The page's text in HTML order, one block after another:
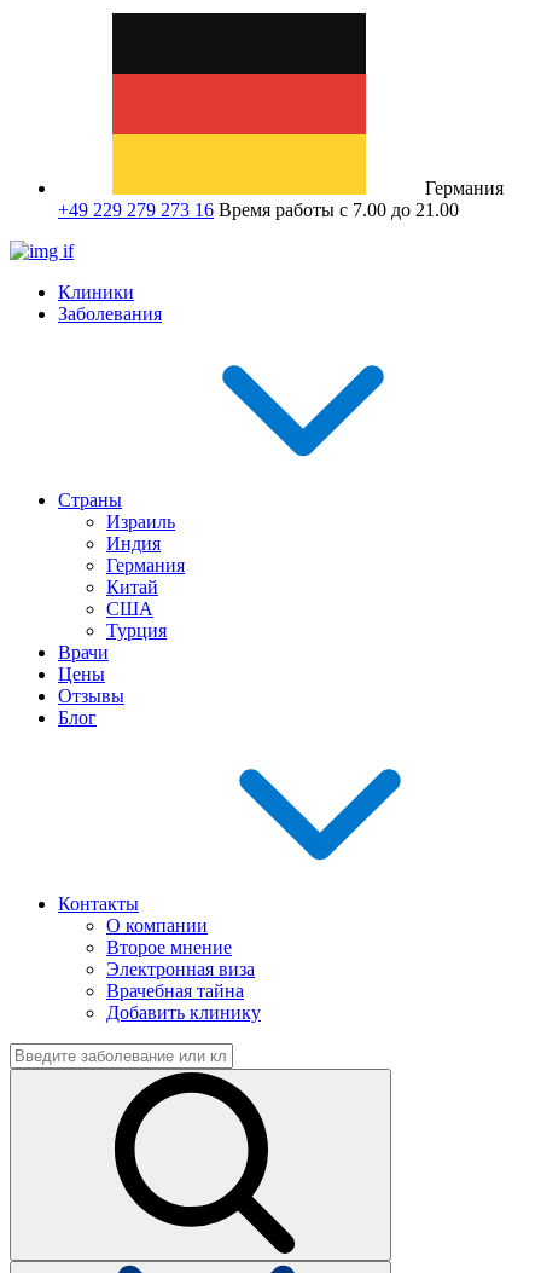
Германия
+49 229 279 273 16 Время работы с 7.00 до 21.00
Клиники
Заболевания
Страны
Израиль
Индия
Германия
Китай
США
Турция
Врачи
Цены
Отзывы
Блог
Контакты
О компании
Второе мнение
Электронная виза
Врачебная тайна
Добавить клинику